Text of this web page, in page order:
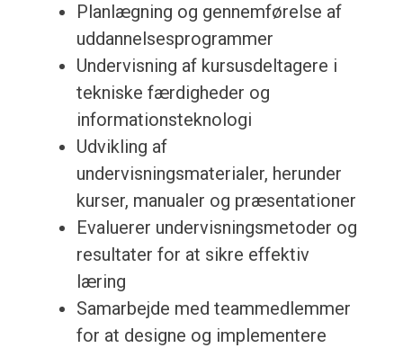
Planlægning og gennemførelse af
uddannelsesprogrammer
Undervisning af kursusdeltagere i
tekniske færdigheder og
informationsteknologi
Udvikling af
undervisningsmaterialer, herunder
kurser, manualer og præsentationer
Evaluerer undervisningsmetoder og
resultater for at sikre effektiv
læring
Samarbejde med teammedlemmer
for at designe og implementere